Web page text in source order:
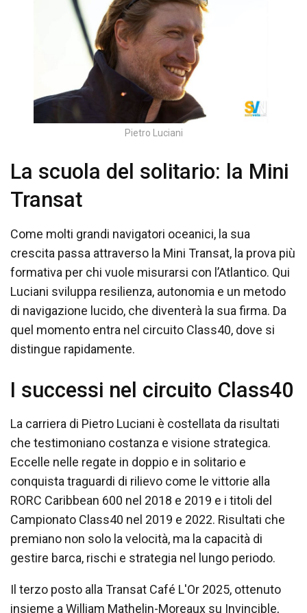
Pietro Luciani
La scuola del solitario: la Mini
Transat
Come molti grandi navigatori oceanici, la sua
crescita passa attraverso la Mini Transat, la prova più
formativa per chi vuole misurarsi con l’Atlantico. Qui
Luciani sviluppa resilienza, autonomia e un metodo
di navigazione lucido, che diventerà la sua firma. Da
quel momento entra nel circuito Class40, dove si
distingue rapidamente.
I successi nel circuito Class40
La carriera di Pietro Luciani è costellata da risultati
che testimoniano costanza e visione strategica.
Eccelle nelle regate in doppio e in solitario e
conquista traguardi di rilievo come le vittorie alla
RORC Caribbean 600 nel 2018 e 2019 e i titoli del
Campionato Class40 nel 2019 e 2022. Risultati che
premiano non solo la velocità, ma la capacità di
gestire barca, rischi e strategia nel lungo periodo.
Il terzo posto alla Transat Café L'Or 2025, ottenuto
insieme a William Mathelin-Moreaux su Invincible,